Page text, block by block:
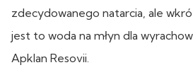
zdecydowanego natarcia, ale
jest to woda na młyn dla
Apklan Resovii.